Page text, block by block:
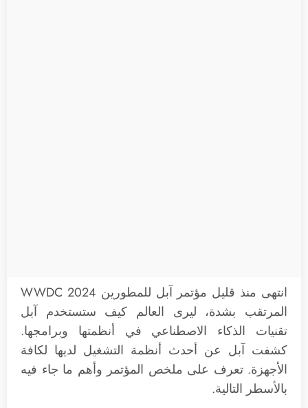
انتهى منذ قليل مؤتمر آبل للمطورين WWDC 2024
المرتقب بشدة، ليرى العالم كيف ستستخدم آبل
تقنيات الذكاء الاصطناعي في أنظمتها وبرامجها.
كشفت آبل عن أحدث أنظمة التشغيل لديها لكافة
الأجهزة. تعرف على ملخص المؤتمر وأهم ما جاء فيه
بالأسطر التالية.